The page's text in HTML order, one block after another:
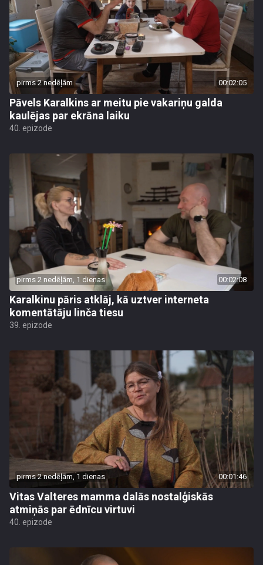
pirms 2 nedēļām 00:02:05
Pāvels Karalkins ar meitu pie vakariņu galda
kaulējas par ekrāna laiku
40. epizode
pirms 2 nedēļām, 1 dienas 00:02:08
Karalkinu pāris atklāj, kā uztver interneta
komentātāju linča tiesu
39. epizode
pirms 2 nedēļām, 1 dienas 00:01:46
Vitas Valteres mamma dalās nostalģiskās
atmiņās par ēdnīcu virtuvi
40. epizode